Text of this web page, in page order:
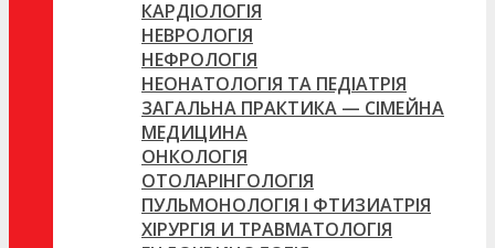
КАРДІОЛОГІЯ
НЕВРОЛОГІЯ
НЕФРОЛОГІЯ
НЕОНАТОЛОГІЯ ТА ПЕДІАТРІЯ
ЗАГАЛЬНА ПРАКТИКА — СІМЕЙНА
МЕДИЦИНА
ОНКОЛОГІЯ
ОТОЛАРІНГОЛОГІЯ
ПУЛЬМОНОЛОГІЯ І ФТИЗИАТРІЯ
ХІРУРГІЯ И ТРАВМАТОЛОГІЯ